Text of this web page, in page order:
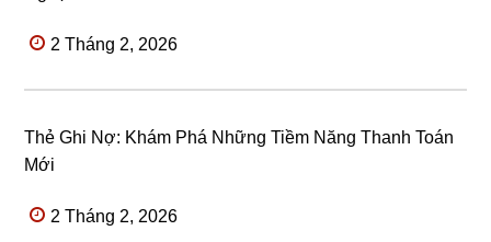
2 Tháng 2, 2026
Thẻ Ghi Nợ: Khám Phá Những Tiềm Năng Thanh Toán
Mới
2 Tháng 2, 2026